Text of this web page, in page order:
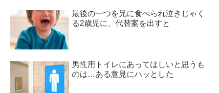
最後の一つを兄に食べられ泣きじゃく
る2歳児に、代替案を出すと
男性用トイレにあってほしいと思うも
のは…ある意見にハッとした